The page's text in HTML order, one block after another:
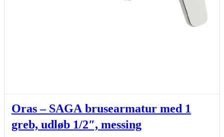
Oras – SAGA brusearmatur med 1
greb, udløb 1/2″, messing